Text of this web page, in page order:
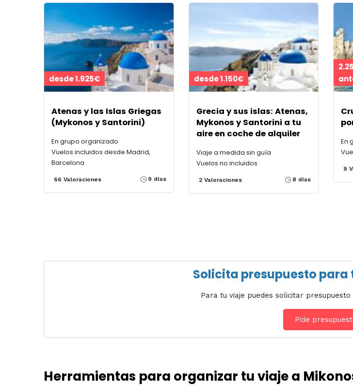
desde 1.925€
Atenas y las Islas Griegas
(Mykonos y Santorini)
En grupo organizado
Vuelos incluidos desde Madrid,
Barcelona
66 Valoraciones 9 días
desde 1.150€
Grecia y sus islas: Atenas,
Mykonos y Santorini a tu
aire en coche de alquiler
Viaje a medida sin guía
Vuelos no incluidos
2 Valoraciones 8 días
En
9
Solicita presupuesto para
Para tu viaje puedes solicitar
Pide
Herramientas para organizar tu viaje a